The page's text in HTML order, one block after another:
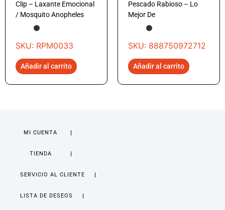
Clip – Laxante Emocional
/ Mosquito Anopheles
SKU: RPM0033
Añadir al carrito
Pescado Rabioso – Lo
Mejor De
SKU: 888750972712
Añadir al carrito
MI CUENTA
TIENDA
SERVICIO AL CLIENTE
LISTA DE DESEOS